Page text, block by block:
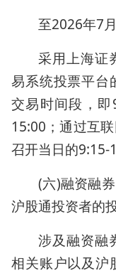
至2026年7
采用上海证
易系统投票平台
交易时间段，即
15:00；通过互
召开当日的9:15-
(六)融资融
沪股通投资者的
涉及融资融
相关账户以及沪